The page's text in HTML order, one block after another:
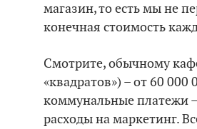
магазин, то есть мы не
конечная стоимость
Смотрите, обычному
«квадратов») – от 60 000
коммунальные платежи –
расходы на маркетинг.